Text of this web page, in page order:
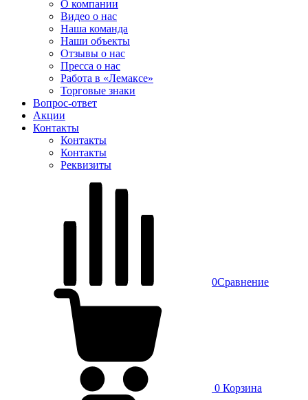
О компании
Видео о нас
Наша команда
Наши объекты
Отзывы о нас
Пресса о нас
Работа в «Лемаксе»
Торговые знаки
Вопрос-ответ
Акции
Контакты
Контакты
Контакты
Реквизиты
0Сравнение
0 Корзина